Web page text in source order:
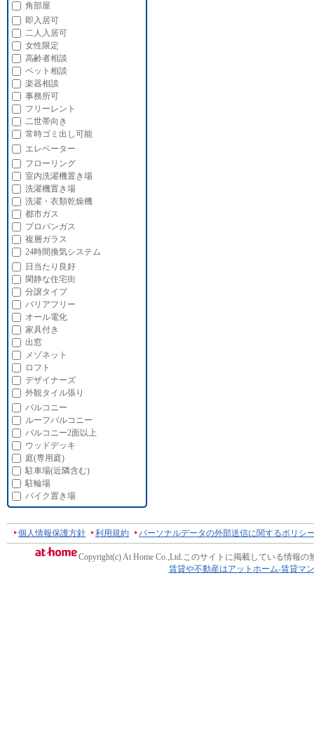
角部屋
即入居可
二人入居可
女性限定
高齢者相談
ペット相談
楽器相談
事務所可
フリーレント
二世帯向き
常時ゴミ出し可能
エレベーター
フローリング
室内洗濯機置き場
洗濯機置き場
洗濯・衣類乾燥機
都市ガス
プロパンガス
複層ガラス
24時間換気システム
日当たり良好
閑静な住宅街
分譲タイプ
バリアフリー
オール電化
家具付き
出窓
メゾネット
ロフト
デザイナーズ
外観タイル張り
バルコニー
ルーフバルコニー
バルコニー2面以上
ウッドデッキ
庭(専用庭)
駐車場(近隣含む)
駐輪場
バイク置き場
個人情報保護方針 利用規約 パーソナルデータの外部送信に関するポリシ
Copyright(c) At Home Co.,Ltd.このサイトに掲載している情報の
賃貸や不動産はアットホーム-賃貸マ